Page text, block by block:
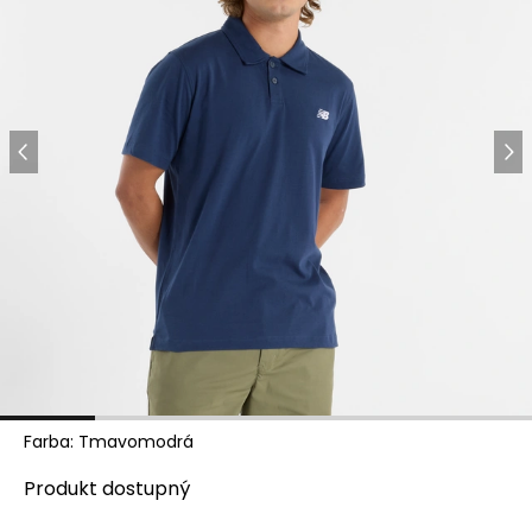
Farba: Tmavomodrá
Produkt dostupný